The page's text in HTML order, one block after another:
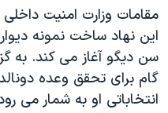
آرشیو پخش زنده
مجموعه مستندهای دادخواهی
تریبونال مردمی آبان ۹۸
دادگاه حمید نوری
چهل سال گروگان‌گیری
مقامات وزارت امنیت داخلی
این نهاد ساخت نمونه
سن دیگو آغاز می کند. به
گام برای تحقق وعده
انتخاباتی او به شمار می